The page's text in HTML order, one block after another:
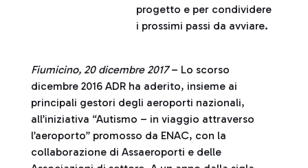
progetto e per condividere
i prossimi passi da avviare.
Fiumicino, 20 dicembre 2017– Lo scorso
dicembre 2016 ADR ha aderito, insieme ai
principali gestori degli aeroporti nazionali,
all’iniziativa “Autismo – in viaggio attraverso
l’aeroporto” promosso da ENAC, con la
collaborazione di Assaeroporti e delle